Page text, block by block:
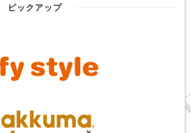
ピックアップ